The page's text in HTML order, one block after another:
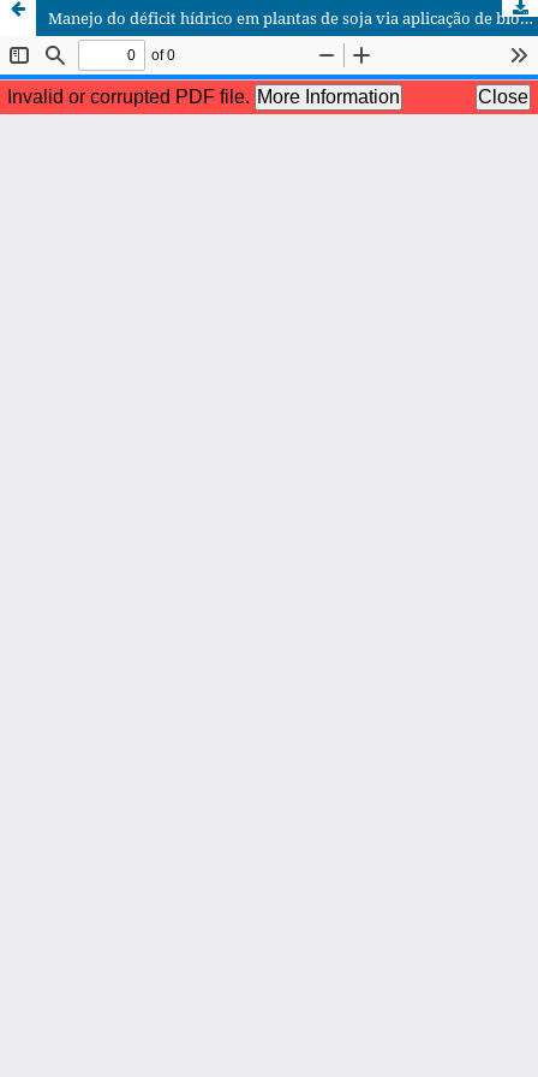
Manejo do déficit hídrico em plantas de soja via aplicação de bioestimulantes